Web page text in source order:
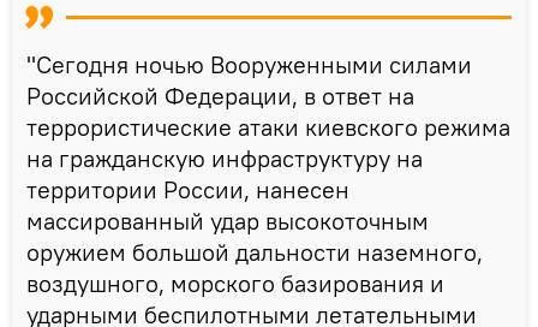
"Сегодня ночью Вооруженными силами
Российской Федерации, в ответ на
террористические атаки киевского режима
на гражданскую инфраструктуру на
территории России, нанесен
массированный удар высокоточным
оружием большой дальности наземного,
воздушного, морского базирования и
ударными беспилотными летательными